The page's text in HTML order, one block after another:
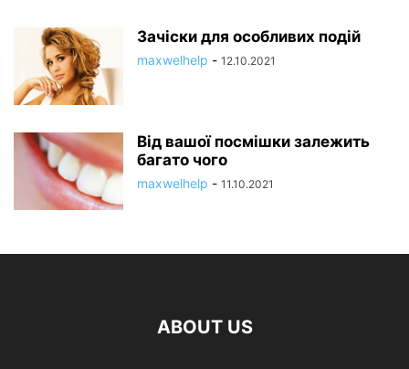
Зачіски для особливих подій
maxwelhelp - 12.10.2021
Від вашої посмішки залежить
багато чого
maxwelhelp - 11.10.2021
ABOUT US